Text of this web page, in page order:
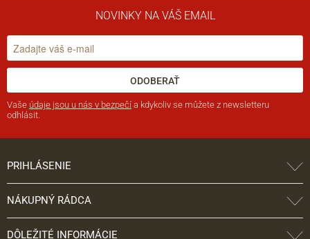
NOVINKY NA VÁŠ EMAIL
ODOBERAŤ
Vaše údaje jsou u nás v bezpečí a kdykoliv se můžete z newsletteru
odhlásit.
PRIHLÁSENIE
NÁKUPNÝ RÁDCA
DÔLEŽITÉ INFORMÁCIE